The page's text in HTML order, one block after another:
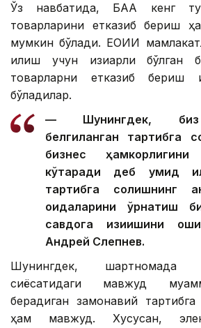
Ўз навбатида, БАА кенг
товарларини етказиб бериш
мумкин бўлади. ЕОИИ
қилиш учун қизиқарли бўлган
товарларни етказиб бериш
бўладилар.
— Шунингдек, биз
белгиланган тартибга
бизнес ҳамкорлигини
кўтаради деб умид
тартибга солишнинг
қоидаларини ўрнатиш
савдога қизиқишини
Андрей Слепнев.
Шунингдек, шартномада
сиёсатидаги мавжуд
берадиган замонавий
ҳам мавжуд. Хусусан,